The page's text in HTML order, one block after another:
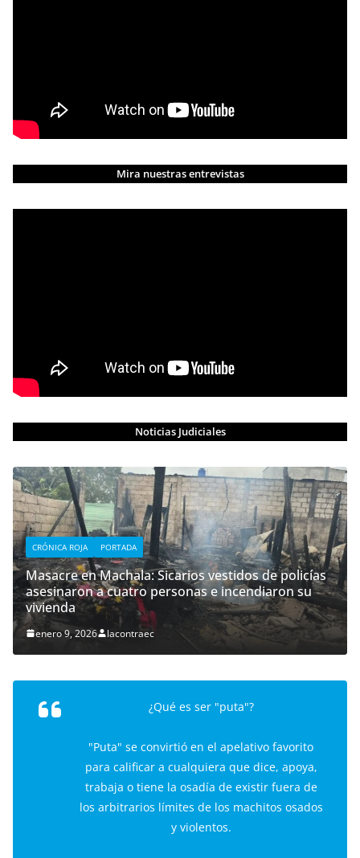
Mira nuestras entrevistas
Noticias Judiciales
CRÓNICA ROJA PORTADA
Masacre en Machala: Sicarios vestidos de policías
asesinaron a cuatro personas e incendiaron su
vivienda
enero 9, 2026 lacontraec
¿Qué es ser "puta"?
"Puta" se convirtió en el apelativo favorito
para calificar a cualquiera que dice, apoya,
trabaja o tiene la osadía de existir fuera de
los arbitrarios límites de los machitos osados
y violentos.